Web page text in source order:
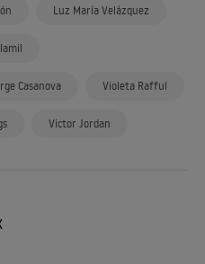
Luz María Velázquez
Casanova Violeta Rafful
Victor Jordan